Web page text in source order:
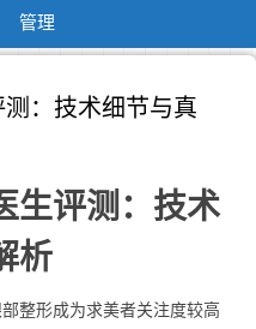
管理
：技术细节与真
生评测：技术
析
整形成为求美者关注度较高